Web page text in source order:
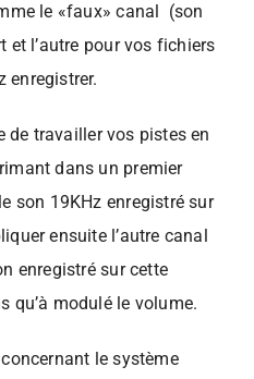
le «faux» canal (son
et l’autre pour vos fichiers
enregistrer.
de travailler vos pistes en
dans un premier
son 19KHz enregistré sur
ensuite l’autre canal
enregistré sur cette
qu’à modulé le volume.
le système